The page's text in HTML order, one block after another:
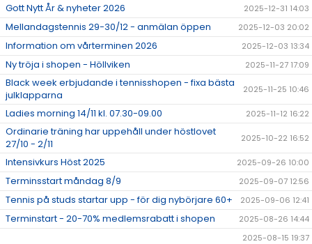
Gott Nytt År & nyheter 2026 2025-12-31 14:03
Mellandagstennis 29-30/12 - anmälan öppen 2025-12-03 20:02
Information om vårterminen 2026 2025-12-03 13:34
Ny tröja i shopen - Höllviken 2025-11-27 17:09
Black week erbjudande i tennisshopen - fixa bästa
julklapparna
2025-11-25 10:46
Ladies morning 14/11 kl. 07.30-09.00 2025-11-12 16:22
Ordinarie träning har uppehåll under höstlovet
27/10 - 2/11
2025-10-22 16:52
Intensivkurs Höst 2025 2025-09-26 10:00
Terminsstart måndag 8/9 2025-09-07 12:56
Tennis på studs startar upp - för dig nybörjare 60+ 2025-09-06 12:41
Terminstart - 20-70% medlemsrabatt i shopen
2025-08-26 14:44
2025-08-15 19:37